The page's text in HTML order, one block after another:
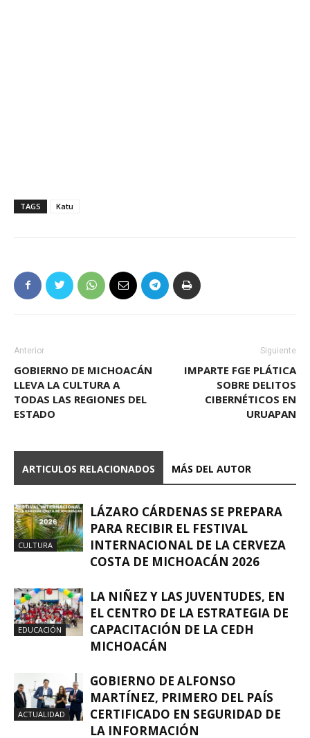
TAGS Katu
Anterior
GOBIERNO DE MICHOACÁN
LLEVA LA CULTURA A
TODAS LAS REGIONES DEL
ESTADO
Siguiente
IMPARTE FGE PLÁTICA
SOBRE DELITOS
CIBERNÉTICOS EN
URUAPAN
ARTICULOS RELACIONADOS MÁS DEL AUTOR
CULTURA
LÁZARO CÁRDENAS SE PREPARA
PARA RECIBIR EL FESTIVAL
INTERNACIONAL DE LA CERVEZA
COSTA DE MICHOACÁN 2026
EDUCACIÓN
LA NIÑEZ Y LAS JUVENTUDES, EN
EL CENTRO DE LA ESTRATEGIA DE
CAPACITACIÓN DE LA CEDH
MICHOACÁN
ACTUALIDAD
GOBIERNO DE ALFONSO
MARTÍNEZ, PRIMERO DEL PAÍS
CERTIFICADO EN SEGURIDAD DE
LA INFORMACIÓN